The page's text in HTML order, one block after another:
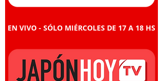
EN VIVO - SÓLO MIÉRCOLES DE 17 A 18 HS